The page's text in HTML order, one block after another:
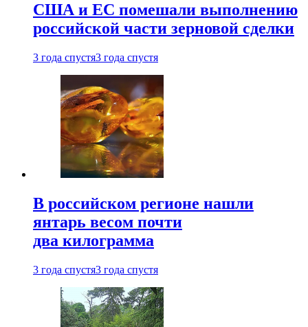
США и ЕС помешали выполнению
российской части зерновой сделки
3 года спустя3 года спустя
В российском регионе нашли
янтарь весом почти
два килограмма
3 года спустя3 года спустя